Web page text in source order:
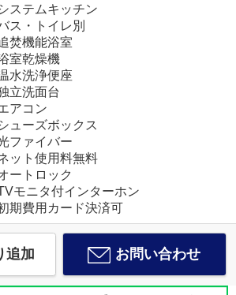
ステムキッチン
ス・トイレ別
焚機能浴室
室乾燥機
水洗浄便座
立洗面台
アコン
ューズボックス
ファイバー
ット使用料無料
ートロック
モニタ付インターホン
期費用カード決済可
追加 お問い合わせ